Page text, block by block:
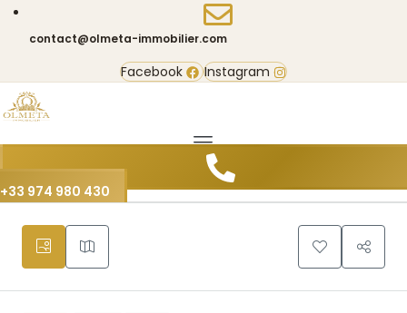
contact@olmeta-immobilier.com
Facebook Instagram
+33 974 980 430